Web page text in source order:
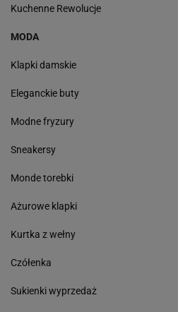
Kuchenne Rewolucje
MODA
Klapki damskie
Eleganckie buty
Modne fryzury
Sneakersy
Monde torebki
Ażurowe klapki
Kurtka z wełny
Czółenka
Sukienki wyprzedaż